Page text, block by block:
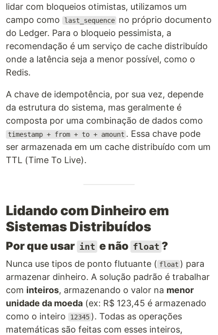
lidar com bloqueios otimistas, utilizamos um
campo como
last_sequence no próprio documento
do Ledger. Para o bloqueio pessimista, a
recomendação é um serviço de cache distribuído
onde a latência seja a menor possível, como o
Redis.
A chave de idempotência, por sua vez, depende
da estrutura do sistema, mas geralmente é
composta por uma combinação de dados como
timestamp + from + to + amount . Essa chave pode
ser armazenada em um cache distribuído com um
TTL (Time To Live).
Lidando com Dinheiro em
Sistemas Distribuídos
Por que usar int e não float ?
Nunca use tipos de ponto flutuante ( float ) para
armazenar dinheiro. A solução padrão é trabalhar
com inteiros, armazenando o valor na menor
unidade da moeda (ex: R$ 123,45 é armazenado
como o inteiro
12345 ). Todas as operações
matemáticas são feitas com esses inteiros,